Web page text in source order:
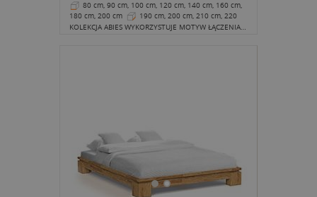
80 cm, 90 cm, 100 cm, 120 cm, 140 cm, 160 cm,
180 cm, 200 cm
190 cm, 200 cm, 210 cm, 220
cm
38 cm KOLEKCJA ABIES WYKORZYSTUJE MOTYW ŁĄCZENIA DREWNA W TZW. JODEŁKĘ. ABY DOPASOWAĆ ŁÓŻKO DO INNYCH MEBLI Z TEJ SERII, PROJEKTANCI DOŁOŻYLI TAKI WŁĄŚNIE MOTYW TWORZĄC ZAGŁÓWEK.